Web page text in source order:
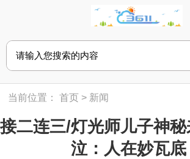
当前位置：首页 > 新闻
接二连三/灯光师儿子神
泣：人在妙瓦底